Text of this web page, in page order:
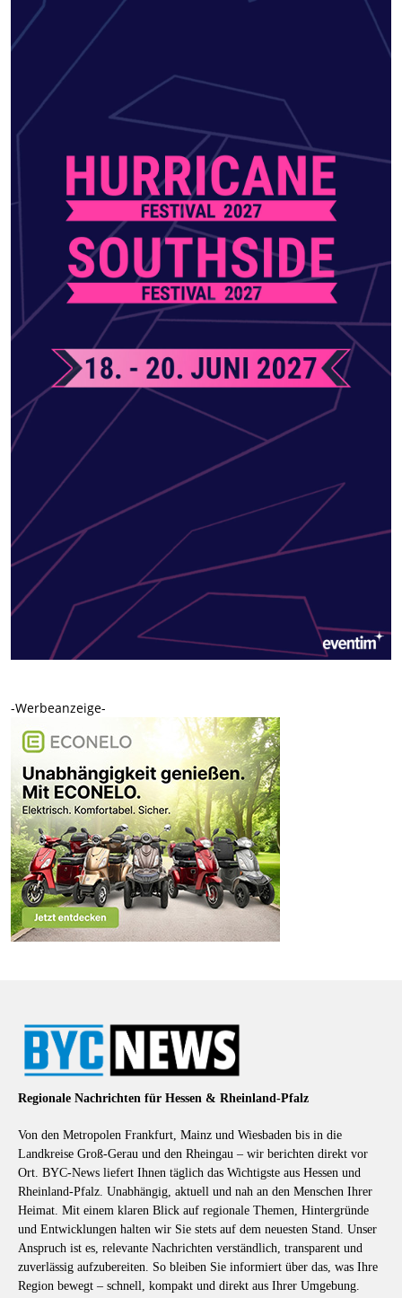
-Werbeanzeige-
Regionale Nachrichten für Hessen & Rheinland-Pfalz
Von den Metropolen Frankfurt, Mainz und Wiesbaden bis in die
Landkreise Groß-Gerau und den Rheingau – wir berichten direkt vor
Ort. BYC-News liefert Ihnen täglich das Wichtigste aus Hessen und
Rheinland-Pfalz. Unabhängig, aktuell und nah an den Menschen Ihrer
Heimat. Mit einem klaren Blick auf regionale Themen, Hintergründe
und Entwicklungen halten wir Sie stets auf dem neuesten Stand. Unser
Anspruch ist es, relevante Nachrichten verständlich, transparent und
zuverlässig aufzubereiten. So bleiben Sie informiert über das, was Ihre
Region bewegt – schnell, kompakt und direkt aus Ihrer Umgebung.